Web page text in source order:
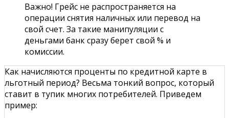
Важно! Грейс не распространяется на
операции снятия наличных или перевод на
свой счет. За такие манипуляции с
деньгами банк сразу берет свой % и
комиссии.
Как начисляются проценты по кредитной карте в
льготный период? Весьма тонкий вопрос, который
ставит в тупик многих потребителей. Приведем
пример: